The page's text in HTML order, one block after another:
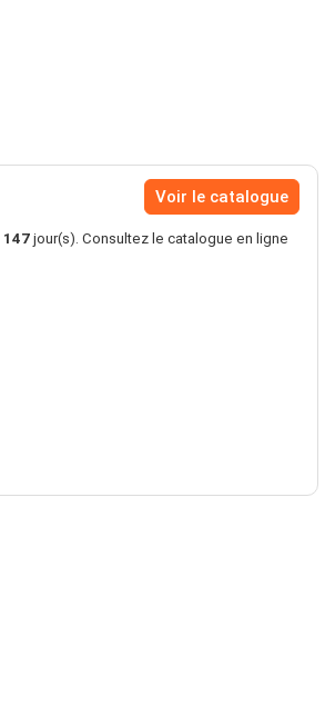
Voir le catalogue
147 jour(s). Consultez le catalogue en ligne